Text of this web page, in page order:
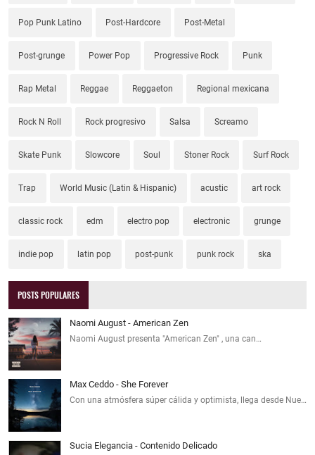
Pop Punk Latino Post-Hardcore Post-Metal
Post-grunge Power Pop Progressive Rock Punk
Rap Metal Reggae Reggaeton Regional mexicana
Rock N Roll Rock progresivo Salsa Screamo
Skate Punk Slowcore Soul Stoner Rock Surf Rock
Trap World Music (Latin & Hispanic) acustic art rock
classic rock edm electro pop electronic grunge
indie pop latin pop post-punk punk rock ska
POSTS POPULARES
Naomi August - American Zen
Naomi August presenta "American Zen" , una can…
Max Ceddo - She Forever
Con una atmósfera súper cálida y optimista, llega desde Nue…
Sucia Elegancia - Contenido Delicado